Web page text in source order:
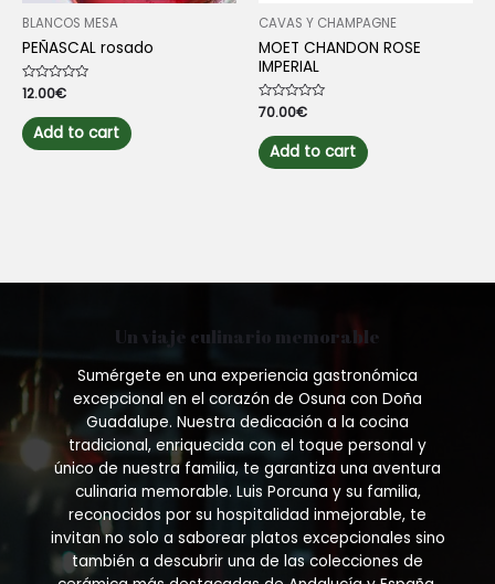
BLANCOS MESA
PEÑASCAL rosado
Rated
0
out
of
5
12.00€
Add to cart
CAVAS Y CHAMPAGNE
MOET CHANDON ROSE
IMPERIAL
Rated
0
out
of
5
70.00€
Add to cart
Un viaje culinario memorable
Sumérgete en una experiencia gastronómica
excepcional en el corazón de Osuna con Doña
Guadalupe. Nuestra dedicación a la cocina
tradicional, enriquecida con el toque personal y
único de nuestra familia, te garantiza una aventura
culinaria memorable. Luis Porcuna y su familia,
reconocidos por su hospitalidad inmejorable, te
invitan no solo a saborear platos excepcionales sino
también a descubrir una de las colecciones de